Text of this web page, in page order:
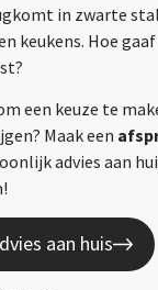
in zwarte
keukens. Hoe
een keuze te
Maak een
advies aan
aan huis